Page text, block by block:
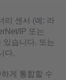
리 센서 (예: 라
IP 또는
있습니다. 또는
다.
게 통합할 수